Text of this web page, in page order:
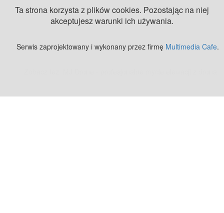
Ta strona korzysta z plików cookies. Pozostając na niej
akceptujesz warunki ich używania.
Serwis zaprojektowany i wykonany przez firmę Multimedia Cafe.